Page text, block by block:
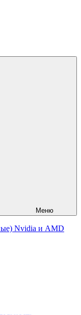
Меню
Nvidia и AMD